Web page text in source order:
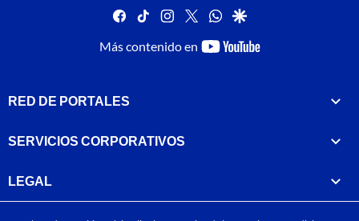
facebook
tiktok instagram
twitterwhatsapp
google
Más contenido en
youtube-
RED DE PORTALES
SERVICIOS CORPORATIVOS
LEGAL